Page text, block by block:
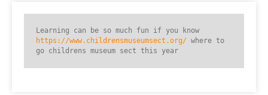
https://www.childrensmuseumsect.org/ where to
go childrens museum sect this year